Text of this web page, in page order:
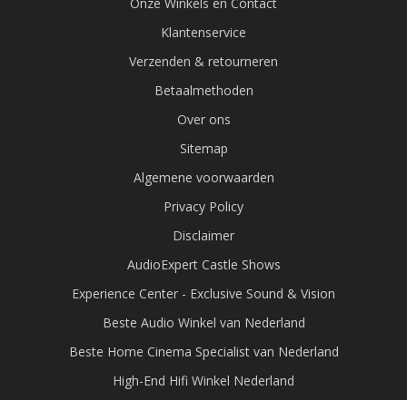
Onze Winkels en Contact
Klantenservice
Verzenden & retourneren
Betaalmethoden
Over ons
Sitemap
Algemene voorwaarden
Privacy Policy
Disclaimer
AudioExpert Castle Shows
Experience Center - Exclusive Sound & Vision
Beste Audio Winkel van Nederland
Beste Home Cinema Specialist van Nederland
High-End Hifi Winkel Nederland